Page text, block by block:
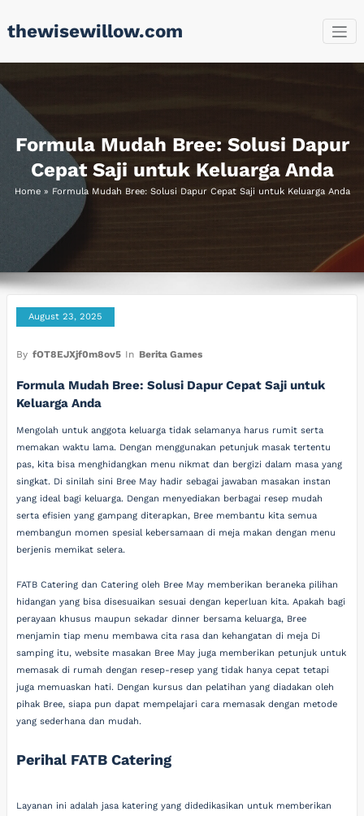
tothewisewillow.com
Formula Mudah Bree: Solusi Dapur
Cepat Saji untuk Keluarga Anda
Home» Formula Mudah Bree: Solusi Dapur Cepat Saji untuk Keluarga Anda
August 23, 2025
By fOT8EJXjf0m8ov5 In Berita Games
Formula Mudah Bree: Solusi Dapur Cepat Saji untuk
Keluarga Anda
Mengolah untuk anggota keluarga tidak selamanya harus rumit serta
memakan waktu lama. Dengan menggunakan petunjuk masak tertentu
pas, kita bisa menghidangkan menu nikmat dan bergizi dalam masa yang
singkat. Di sinilah sini Bree May hadir sebagai jawaban masakan instan
yang ideal bagi keluarga. Dengan menyediakan berbagai resep mudah
serta efisien yang gampang diterapkan, Bree membantu kita semua
membangun momen spesial kebersamaan di meja makan dengan menu
berjenis memikat selera.
FATB Catering dan Catering oleh Bree May memberikan beraneka pilihan
hidangan yang bisa disesuaikan sesuai dengan keperluan kita. Apakah bagi
perayaan khusus maupun sekadar dinner bersama keluarga, Bree
menjamin tiap menu membawa cita rasa dan kehangatan di meja Di
samping itu, website masakan Bree May juga memberikan petunjuk untuk
memasak di rumah dengan resep-resep yang tidak hanya cepat tetapi
juga memuaskan hati. Dengan kursus dan pelatihan yang diadakan oleh
pihak Bree, siapa pun dapat mempelajari cara memasak dengan metode
yang sederhana dan mudah.
Perihal FATB Catering
Layanan ini adalah jasa katering yang didedikasikan untuk memberikan